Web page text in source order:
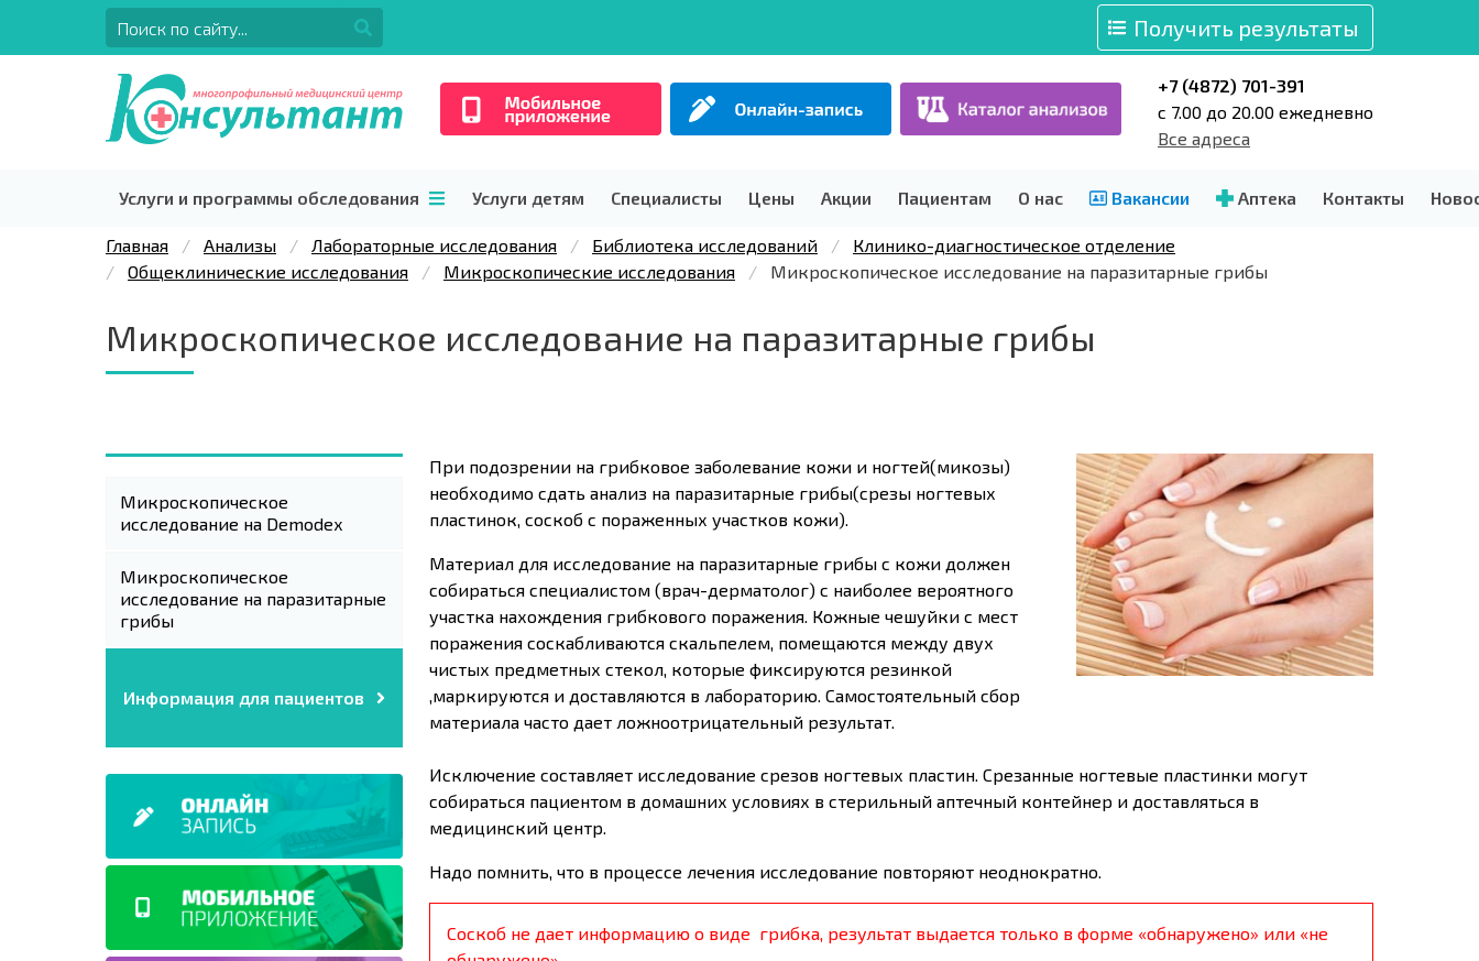
Получить результаты
+7 (4872) 701-391
c 7.00 до 20.00 ежедневно
Все адреса
Услуги и программы обследования Услуги детям Специалисты Цены Акции Пациентам О нас Вакансии Аптека Контакты
Главная Анализы Лабораторные исследования Библиотека исследований
Клинико-диагностическое отделение
Общеклинические исследования
Микроскопические исследования Микроскопическое исследование на паразитарные грибы
Микроскопическое исследование на паразитарные грибы
Микроскопическое
исследование на Demodex
Микроскопическое
исследование на паразитарные
грибы
Информация для пациентов
При подозрении на грибковое заболевание кожи и ногтей(микозы)
необходимо сдать анализ на паразитарные грибы(срезы ногтевых
пластинок, соскоб с пораженных участков кожи).
Материал для исследование на паразитарные грибы с кожи должен
собираться специалистом (врач-дерматолог) с наиболее вероятного
участка нахождения грибкового поражения. Кожные чешуйки с мест
поражения соскабливаются скальпелем, помещаются между двух
чистых предметных стекол, которые фиксируются резинкой
,маркируются и доставляются в лабораторию. Самостоятельный сбор
материала часто дает ложноотрицательный результат.
Исключение составляет исследование срезов ногтевых пластин. Срезанные ногтевые пластинки могут
собираться пациентом в домашних условиях в стерильный аптечный контейнер и доставляться в
медицинский центр.
Надо помнить, что в процессе лечения исследование повторяют неоднократно.
Соскоб не дает информацию о виде грибка, результат выдается только в форме «обнаружено» или «не